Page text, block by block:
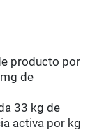
producto por
de
33 kg de
activa por kg